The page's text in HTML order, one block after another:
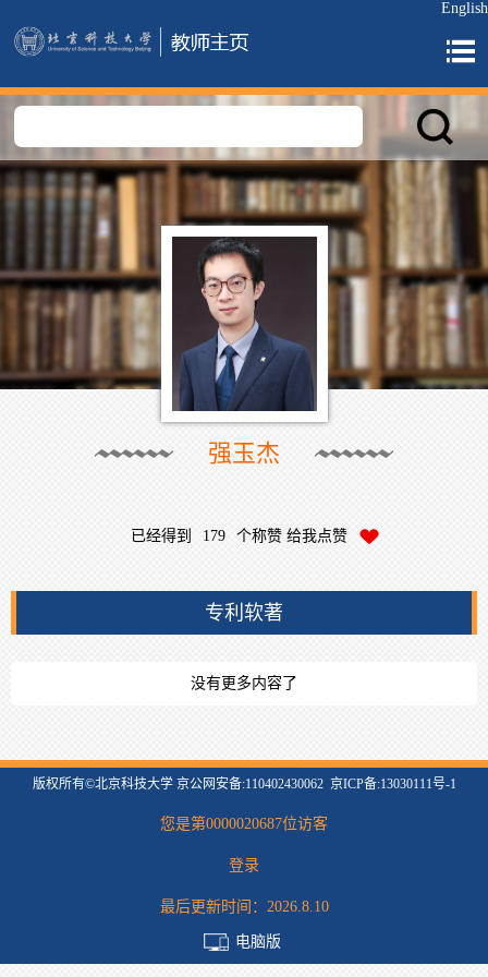
English
强玉杰
已经得到 179 个称赞 给我点赞
专利软著
没有更多内容了
版权所有©北京科技大学 京公网安备:110402430062 京ICP备:13030111号-1
您是第0000020687位访客
登录
最后更新时间： 2026.8.10
电脑版